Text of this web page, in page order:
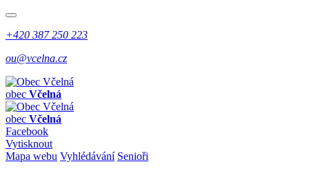
+420 387 250 223
ou@vcelna.cz
obec Včelná
obec Včelná
Facebook
Vytisknout
Mapa webu Vyhlédávání Senioři